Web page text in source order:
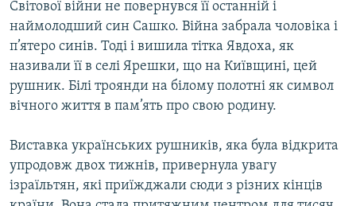
Світової війни не повернувся її останній і
наймолодший син Сашко. Війна забрала чоловіка і
п’ятеро синів. Тоді і вишила тітка Явдоха, як
називали її в селі Ярешки, що на Київщині, цей
рушник. Білі троянди на білому полотні як символ
вічного життя в пам’ять про свою родину.
Виставка українських рушників, яка була відкрита
упродовж двох тижнів, привернула увагу
ізраїльтян, які приїжджали сюди з різних кінців